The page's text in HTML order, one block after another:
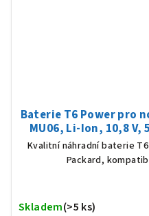
Baterie T6 Power pro
MU06, Li-Ion, 10,8 V,
Kvalitní náhradní baterie
Packard,
Skladem(>5 ks)